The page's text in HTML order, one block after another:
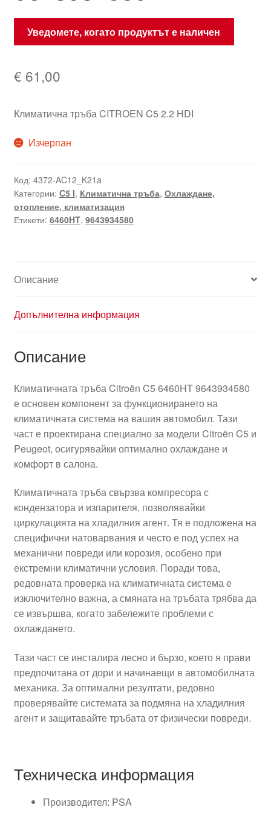
Уведомете, когато продуктът е наличен
€ 61,00
Климатична тръба CITROEN C5 2.2 HDI
Изчерпан
Код: 4372-AC12_K21a
Категории: C5 I, Климатична тръба, Охлаждане,
отопление, климатизация
Етикети: 6460HT, 9643934580
Описание
Допълнителна информация
Описание
Климатичната тръба Citroën C5 6460HT 9643934580
е основен компонент за функционирането на
климатичната система на вашия автомобил. Тази
част е проектирана специално за модели Citroën C5 и
Peugeot, осигурявайки оптимално охлаждане и
комфорт в салона.
Климатичната тръба свързва компресора с
кондензатора и изпарителя, позволявайки
циркулацията на хладилния агент. Тя е подложена на
специфични натоварвания и често е под успех на
механични повреди или корозия, особено при
екстремни климатични условия. Поради това,
редовната проверка на климатичната система е
изключително важна, а смяната на тръбата трябва да
се извършва, когато забележите проблеми с
охлаждането.
Тази част се инсталира лесно и бързо, което я прави
предпочитана от дори и начинаещи в автомобилната
механика. За оптимални резултати, редовно
проверявайте системата за подмяна на хладилния
агент и защитавайте тръбата от физически повреди.
Техническа информация
Производител: PSA